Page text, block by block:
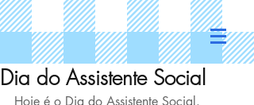
Dia do Assistente Social
Hoje é o Dia do Assistente Social.